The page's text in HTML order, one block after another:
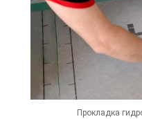
Прокладка